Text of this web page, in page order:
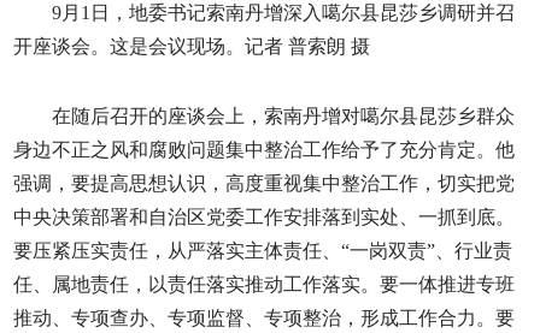
9月1日，地委书记索南丹增深入噶尔县昆莎乡调研并召
开座谈会。这是会议现场。记者 普索朗 摄
在随后召开的座谈会上，索南丹增对噶尔县昆莎乡群众
身边不正之风和腐败问题集中整治工作给予了充分肯定。他
强调，要提高思想认识，高度重视集中整治工作，切实把党
中央决策部署和自治区党委工作安排落到实处、一抓到底。
要压紧压实责任，从严落实主体责任、“一岗双责”、行业责
任、属地责任，以责任落实推动工作落实。要一体推进专班
推动、专项查办、专项监督、专项整治，形成工作合力。要